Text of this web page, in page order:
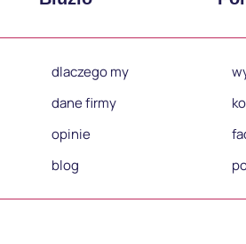
dlaczego my
dane firmy
opinie
blog